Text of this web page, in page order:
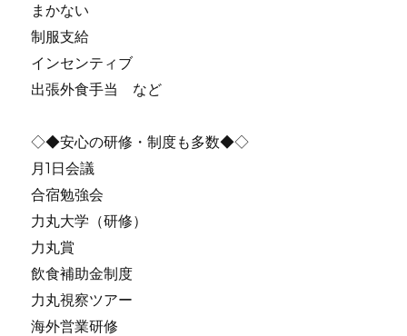
まかない
制服支給
インセンティブ
出張外食手当 など
◇◆安心の研修・制度も多数◆◇
月1日会議
合宿勉強会
力丸大学（研修）
力丸賞
飲食補助金制度
力丸視察ツアー
海外営業研修